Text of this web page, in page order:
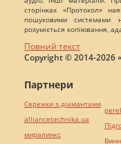
сторінках «Протокол»
пошуковими системами
розуміється копіювання,
Повний текст
Copyright © 2014-2026
Партнери
Сережки з діамантами
alliancetechnika.ua
миралинкс